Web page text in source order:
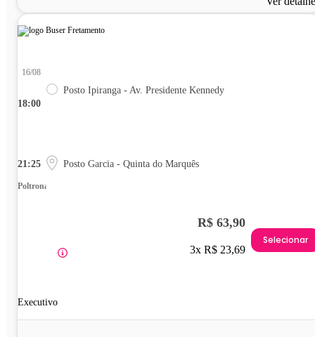
18:00
16/08
Posto Ipiranga - Av. Presidente Kennedy
21:25 Posto Garcia - Quinta do Marquês
Poltrona
Executivo
R$ 63,90
3x R$ 23,69
Selecionar